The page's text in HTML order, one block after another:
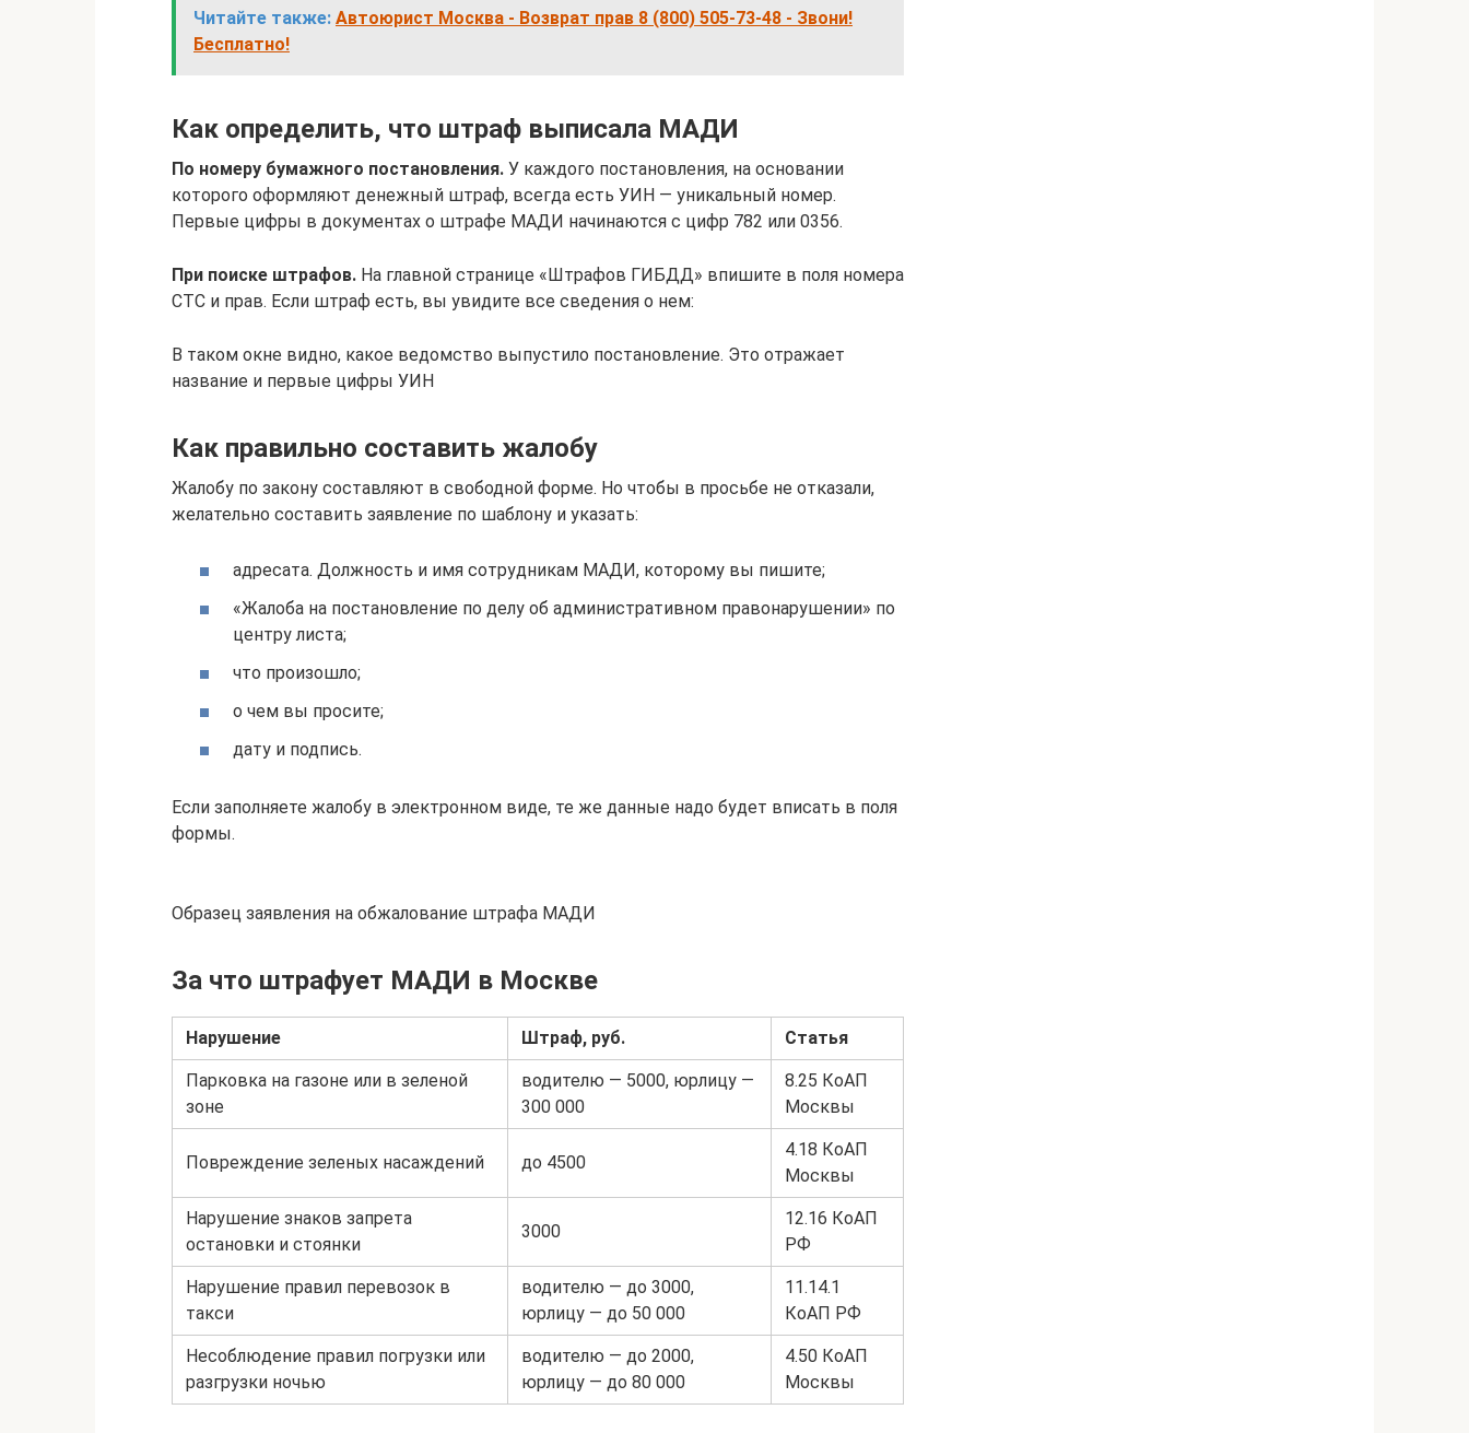
Читайте также: Автоюрист Москва - Возврат прав 8 (800) 505-73-48 - Звони!
Бесплатно!
Как определить, что штраф выписала МАДИ
По номеру бумажного постановления. У каждого постановления, на основании
которого оформляют денежный штраф, всегда есть УИН — уникальный номер.
Первые цифры в документах о штрафе МАДИ начинаются с цифр 782 или 0356.
При поиске штрафов. На главной странице «Штрафов ГИБДД» впишите в поля номера
СТС и прав. Если штраф есть, вы увидите все сведения о нем:
В таком окне видно, какое ведомство выпустило постановление. Это отражает
название и первые цифры УИН
Как правильно составить жалобу
Жалобу по закону составляют в свободной форме. Но чтобы в просьбе не отказали,
желательно составить заявление по шаблону и указать:
адресата. Должность и имя сотрудникам МАДИ, которому вы пишите;
«Жалоба на постановление по делу об административном правонарушении» по
центру листа;
что произошло;
о чем вы просите;
дату и подпись.
Если заполняете жалобу в электронном виде, те же данные надо будет вписать в поля
формы.
Образец заявления на обжалование штрафа МАДИ
За что штрафует МАДИ в Москве
Нарушение Штраф, руб. Статья
Парковка на газоне или в зеленой
зоне
водителю — 5000, юрлицу —
300 000
8.25 КоАП
Москвы
Повреждение зеленых насаждений до 4500
4.18 КоАП
Москвы
Нарушение знаков запрета
остановки и стоянки
3000
12.16 КоАП
РФ
Нарушение правил перевозок в
такси
водителю — до 3000,
юрлицу — до 50 000
11.14.1
КоАП РФ
Несоблюдение правил погрузки или
разгрузки ночью
водителю — до 2000,
юрлицу — до 80 000
4.50 КоАП
Москвы